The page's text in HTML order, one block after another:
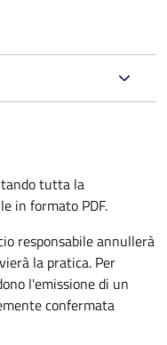
tutta la
in formato PDF.
responsabile annullerà
la pratica. Per
l'emissione di un
confermata